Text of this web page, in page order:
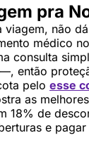
pra
viagem, não
médico
consulta
então
pelo esse
as
18% de
e